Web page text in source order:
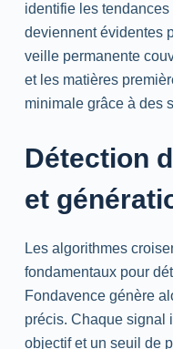
identifie les tendances
deviennent évidentes
veille permanente
et les matières
minimale grâce à des
Détection
et
Les algorithmes
fondamentaux pour
Fondavence génère
précis. Chaque signal
objectif et un seuil de